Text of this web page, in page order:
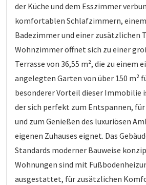
der Küche und dem Esszimmer
komfortablen Schlafzimmern,
Badezimmer und einer zusätzlichen
Wohnzimmer öffnet sich zu einer
Terrasse von 36,55 m², die zu einem
angelegten Garten von über 150 m²
besonderer Vorteil dieser Immobilie
der sich perfekt zum Entspannen,
und zum Genießen des luxuriösen
eigenen Zuhauses eignet. Das
Standards moderner Bauweise
Wohnungen sind mit
ausgestattet, für zusätzlichen